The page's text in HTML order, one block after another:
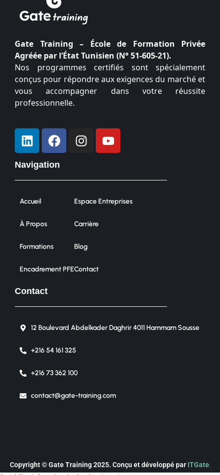
Gate Training – École de Formation Privée
Agréée par l’État Tunisien (N° 51-605-21).
Nos programmes certifiés sont spécialement
conçus pour répondre aux exigences du marché et
vous accompagner dans votre réussite
professionnelle.
Navigation
Accueil
À Propos
Formations
Encadrement PFE
Espace Entreprises
Carrière
Blog
Contact
Contact
12 Boulevard Abdelkader Daghrir 4011 Hammam Sousse
+216 54 161 325
+216 73 362 100
contact@gate-training.com
Copyright © Gate Training 2025. Conçu et développé par ITGate.